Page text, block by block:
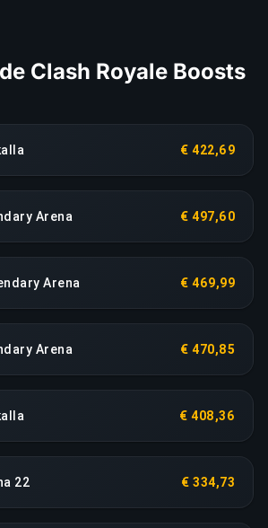
Clash Royale Boosts
€ 422,69
Arena € 497,60
Arena € 469,99
Arena € 470,85
€ 408,36
22 € 334,73